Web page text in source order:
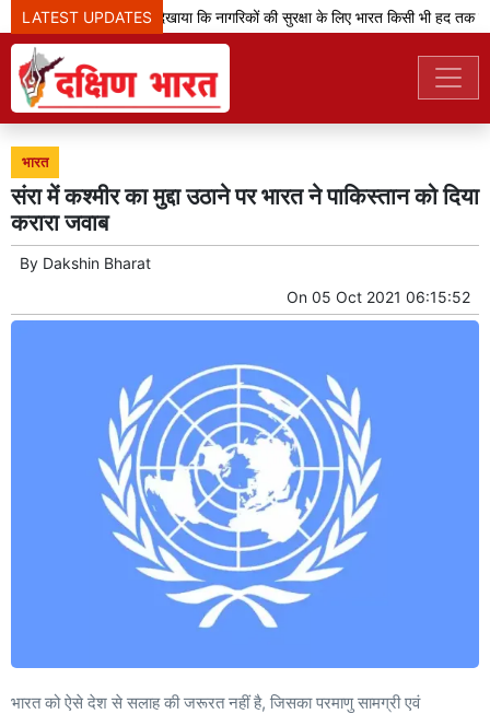
LATEST UPDATES
'ऑपरेशन सिंदूर' ने दिखाया कि नागरिकों की सुरक्षा के लिए भारत किसी भी हद तक जा
भारत
संरा में कश्मीर का मुद्दा उठाने पर भारत ने पाकिस्तान को दिया
करारा जवाब
By Dakshin Bharat
On 05 Oct 2021 06:15:52
भारत को ऐसे देश से सलाह की जरूरत नहीं है, जिसका परमाणु सामग्री एवं